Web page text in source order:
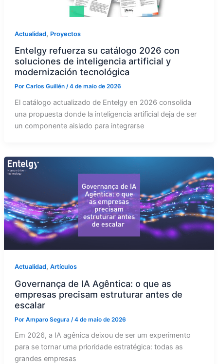
Actualidad, Proyectos
Entelgy refuerza su catálogo 2026 con
soluciones de inteligencia artificial y
modernización tecnológica
Por Carlos Guillén /4 de maio de 2026
El catálogo actualizado de Entelgy en 2026 consolida
una propuesta donde la inteligencia artificial deja de ser
un componente aislado para integrarse
Actualidad, Artículos
Governança de IA Agêntica: o que as
empresas precisam estruturar antes de
escalar
Por Amparo Segura /4 de maio de 2026
Em 2026, a IA agênica deixou de ser um experimento
para se tornar uma prioridade estratégica: todas as
grandes empresas